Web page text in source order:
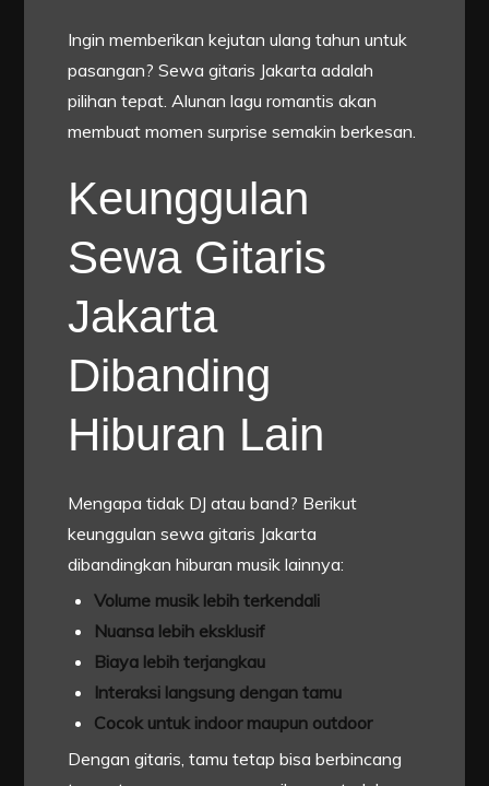
Ingin memberikan kejutan ulang tahun untuk
pasangan? Sewa gitaris Jakarta adalah
pilihan tepat. Alunan lagu romantis akan
membuat momen surprise semakin berkesan.
Keunggulan
Sewa Gitaris
Jakarta
Dibanding
Hiburan Lain
Mengapa tidak DJ atau band? Berikut
keunggulan sewa gitaris Jakarta
dibandingkan hiburan musik lainnya:
Volume musik lebih terkendali
Nuansa lebih eksklusif
Biaya lebih terjangkau
Interaksi langsung dengan tamu
Cocok untuk indoor maupun outdoor
Dengan gitaris, tamu tetap bisa berbincang